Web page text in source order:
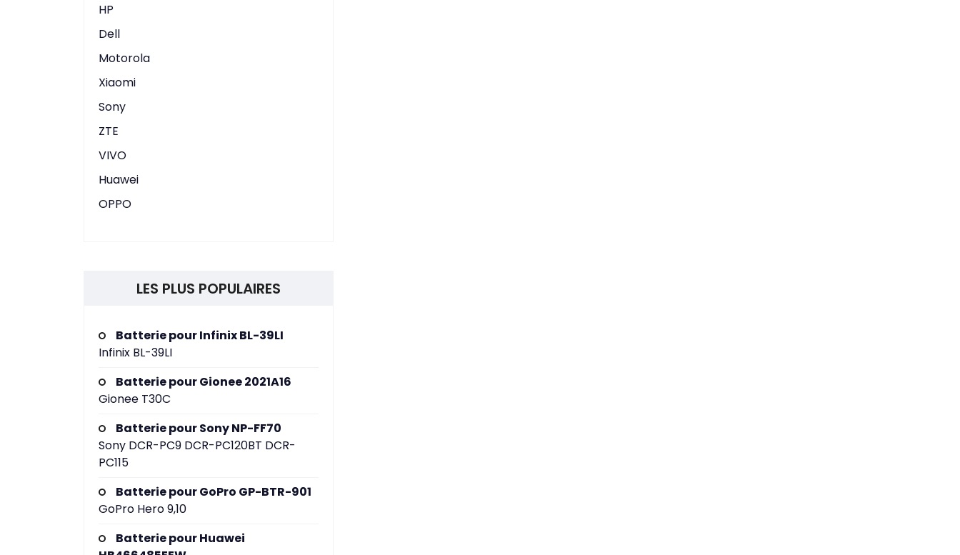
HP
Dell
Motorola
Xiaomi
Sony
ZTE
VIVO
Huawei
OPPO
LES PLUS POPULAIRES
Batterie pour Infinix BL-39LI
Infinix BL-39LI
Batterie pour Gionee 2021A16
Gionee T30C
Batterie pour Sony NP-FF70
Sony DCR-PC9 DCR-PC120BT DCR-
PC115
Batterie pour GoPro GP-BTR-901
GoPro Hero 9,10
Batterie pour Huawei